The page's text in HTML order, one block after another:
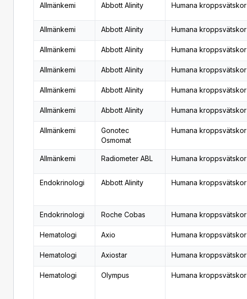
Allmänkemi Abbott Alinity Humana kroppsvätskor
Allmänkemi Abbott Alinity Humana kroppsvätskor
Allmänkemi Abbott Alinity Humana kroppsvätskor
Allmänkemi Abbott Alinity Humana kroppsvätskor
Allmänkemi Abbott Alinity Humana kroppsvätskor
Allmänkemi Abbott Alinity Humana kroppsvätskor
Allmänkemi
Gonotec
Osmomat
Humana kroppsvätskor
Allmänkemi Radiometer ABL Humana kroppsvätskor
Endokrinologi Abbott Alinity Humana kroppsvätskor
Endokrinologi Roche Cobas Humana kroppsvätskor
Hematologi Axio Humana kroppsvätskor
Hematologi Axiostar Humana kroppsvätskor
Hematologi Olympus Humana kroppsvätskor